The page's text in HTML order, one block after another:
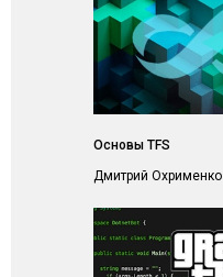
Основы TFS
Дмитрий Охрименко